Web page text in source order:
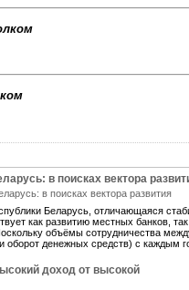
в поисках вектора
Беларусь, отличающаяся
как развитию местных банков,
объёмы сотрудничества
оборот денежных средств) с каждым
доход от высокой